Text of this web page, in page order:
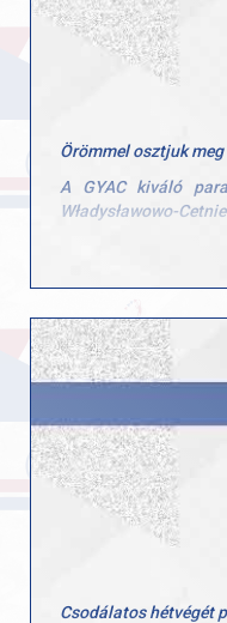
Örömmel osztjuk
A GYAC kiváló
Władysławowo-
Továbbá hálásan
példaértékű szakmai
Csodálatos hétvégét